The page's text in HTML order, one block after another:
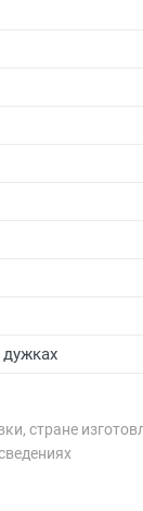
стране